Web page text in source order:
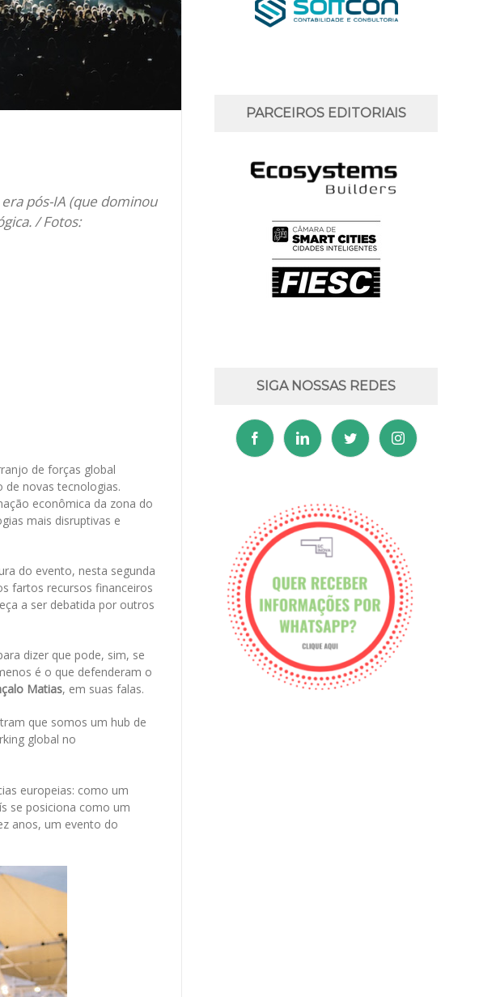
pós-IA (que dominou
/ Fotos:
de forças global
de novas tecnologias.
econômica da zona do
mais disruptivas e
do evento, nesta segunda
fartos recursos financeiros
a ser debatida por outros
dizer que pode, sim, se
é o que defenderam o
Matias, em suas falas.
que somos um hub de
global no
europeias: como um
se posiciona como um
anos, um evento do
PARCEIROS EDITORIAIS
SIGA NOSSAS REDES